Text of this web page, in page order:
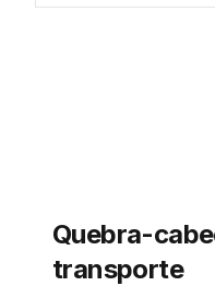
Quebra-
transporte